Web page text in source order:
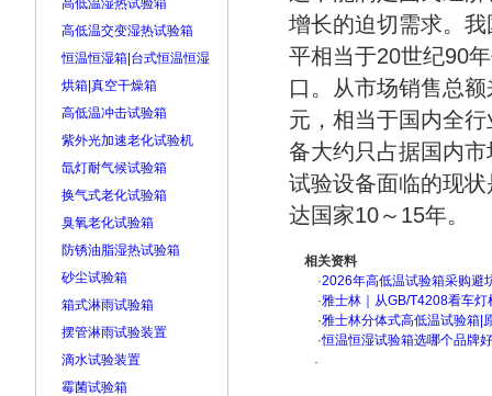
高低温湿热试验箱
高低温交变湿热试验箱
恒温恒湿箱|台式恒温恒湿
烘箱|真空干燥箱
高低温冲击试验箱
紫外光加速老化试验机
氙灯耐气候试验箱
换气式老化试验箱
臭氧老化试验箱
防锈油脂湿热试验箱
砂尘试验箱
箱式淋雨试验箱
摆管淋雨试验装置
滴水试验装置
霉菌试验箱
增长的迫切需求。
平相当于20世纪90
口。从市场销售总
元，相当于国内全
备大约只占据国内
试验设备面临的现
达国家10～15年。
相关资料
·2026年高低温试验箱采购
·雅士林｜从GB/T4208看车
·雅士林分体式高低温试验箱|
·恒温恒湿试验箱选哪个品牌
·